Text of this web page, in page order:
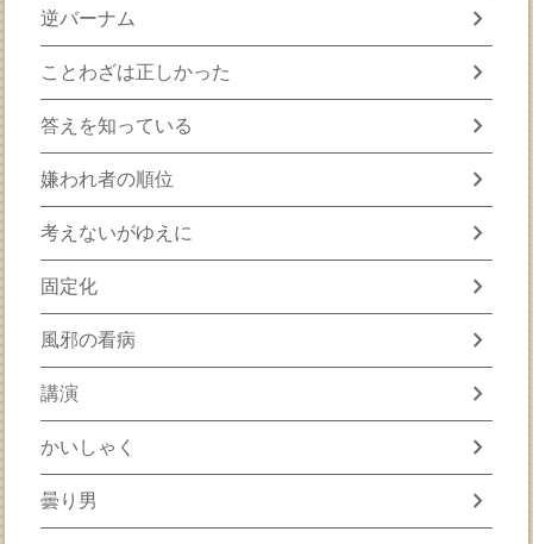
逆バーナム chevron_right
ことわざは正しかった chevron_right
答えを知っている chevron_right
嫌われ者の順位 chevron_right
考えないがゆえに chevron_right
固定化 chevron_right
風邪の看病 chevron_right
講演 chevron_right
かいしゃく chevron_right
曇り男 chevron_right